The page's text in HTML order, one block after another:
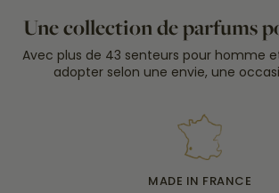
Une collection de parfums
Avec plus de 43 senteurs pour homme
adopter selon une envie, une
MADE IN FRANCE